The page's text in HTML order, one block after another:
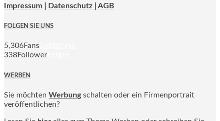
Impressum Datenschutz | AGB
FOLGEN SIE UNS
5,306Fans
338Follower
WERBEN
Sie möchten Werbung schalten oder ein Firmenportrait
veröffentlichen?